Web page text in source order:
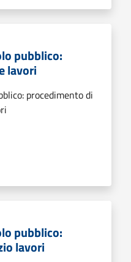
pubblico:
lavori
procedimento di
pubblico:
lavori